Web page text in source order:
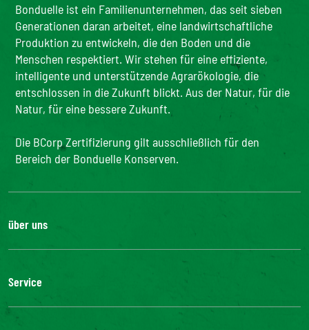
Bonduelle ist ein Familienunternehmen, das seit sieben
Generationen daran arbeitet, eine landwirtschaftliche
Produktion zu entwickeln, die den Boden und die
Menschen respektiert. Wir stehen für eine effiziente,
intelligente und unterstützende Agrarökologie, die
entschlossen in die Zukunft blickt. Aus der Natur, für die
Natur, für eine bessere Zukunft.
Die BCorp Zertifizierung gilt ausschließlich für den
Bereich der Bonduelle Konserven.
über uns
Karriere
Unser Engagement
Unsere Innovationen
Service
FAQ